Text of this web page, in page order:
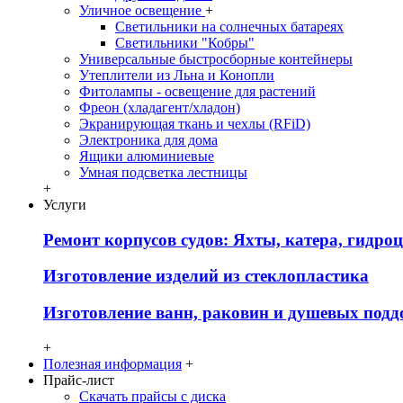
Уличное освещение +
Светильники на солнечных батареях
Светильники "Кобры"
Универсальные быстросборные контейнеры
Утеплители из Льна и Конопли
Фитолампы - освещение для растений
Фреон (хладагент/хладон)
Экранирующая ткань и чехлы (RFiD)
Электроника для дома
Ящики алюминиевые
Умная подсветка лестницы
+
Услуги
Ремонт корпусов судов: Яхты, катера,
Изготовление изделий из стеклопластика
Изготовление ванн, раковин и душевых
+
Полезная информация +
Прайс-лист
Скачать прайсы с диска